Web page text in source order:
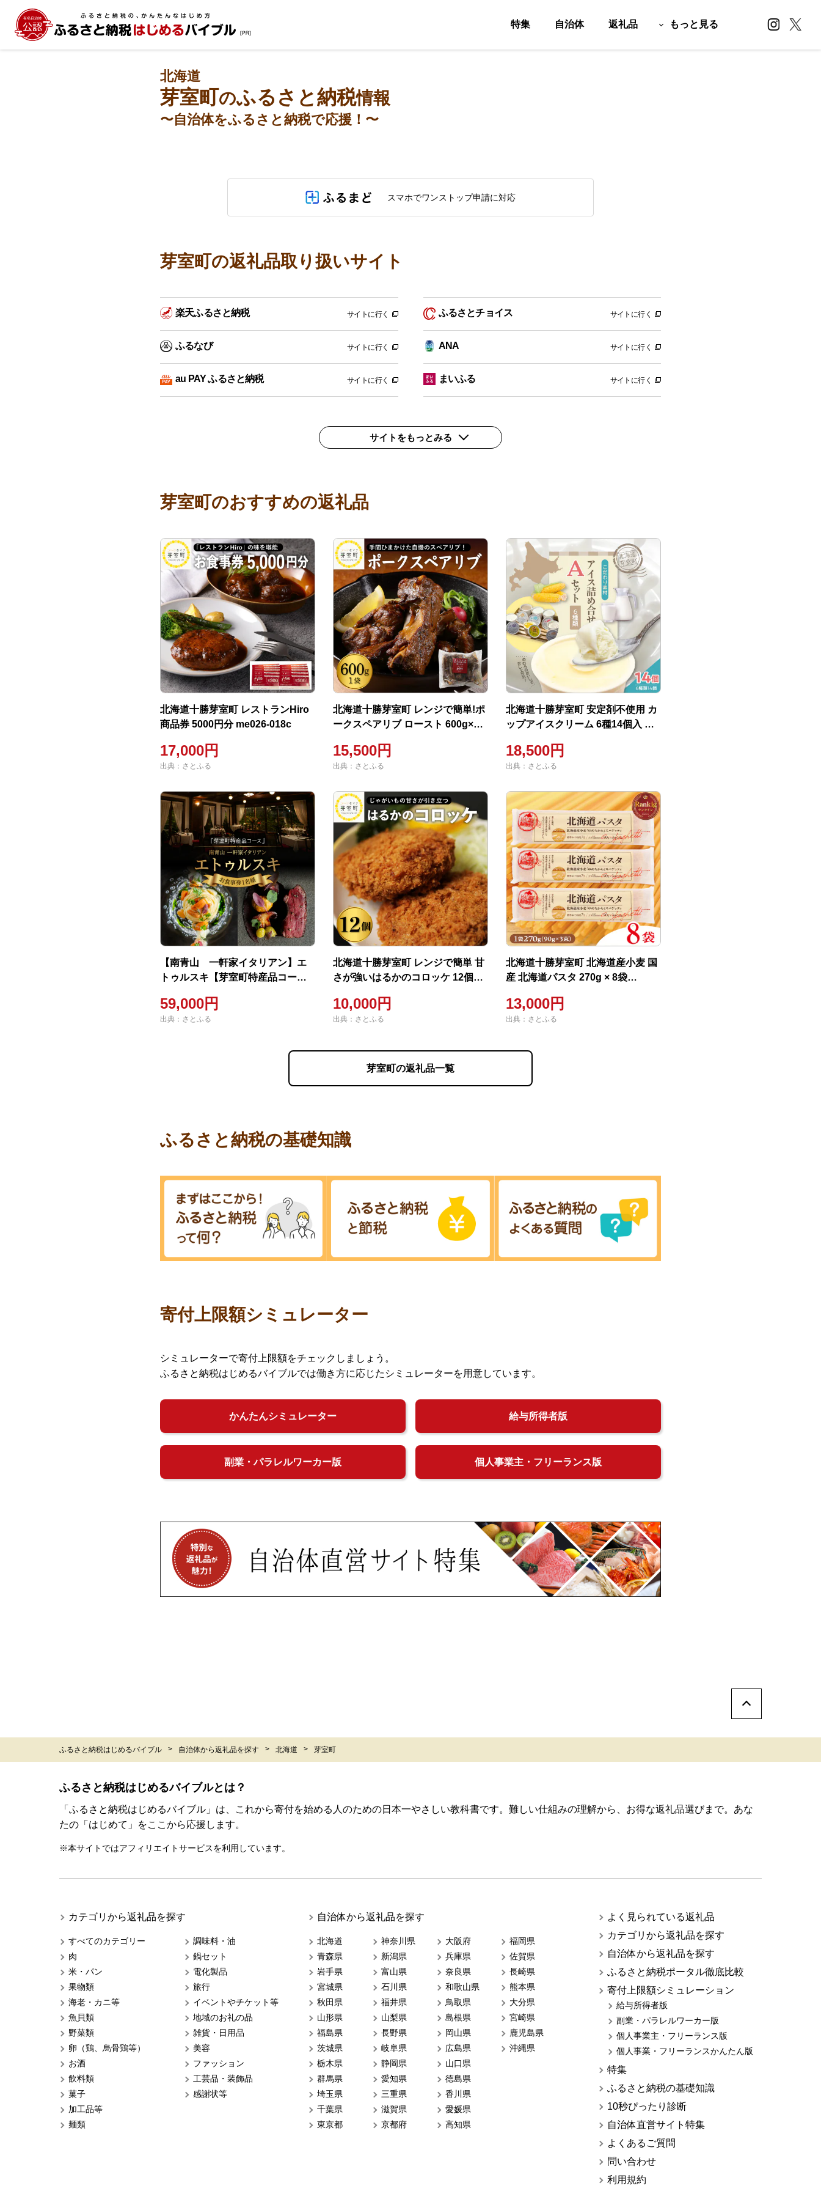
特集 自治体 返礼品 もっと見る
北海道
芽室町のふるさと納税情報
〜自治体をふるさと納税で応援！〜
スマホでワンストップ申請に対応
芽室町の返礼品取り扱いサイト
楽天ふるさと納税 サイトに行く ふるさとチョイス サイトに行く
ふるなび サイトに行く ANA サイトに行く
au PAY ふるさと納税 サイトに行く まいふる サイトに行く
サイトをもっとみる
芽室町のおすすめの返礼品
北海道十勝芽室町 レストランHiro
商品券 5000円分 me026-018c
17,000円
出典：さとふる
北海道十勝芽室町 レンジで簡単!ポ
ークスペアリブ ロースト 600g×1
15,500円
出典：さとふる
北海道十勝芽室町 安定剤不使用 カ
ップアイスクリーム 6種14個入 A
18,500円
出典：さとふる
【南青山 一軒家イタリアン】エ
トゥルスキ【芽室町特産品コー
用可
59,000円
出典：さとふる
北海道十勝芽室町 レンジで簡単 甘
さが強いはるかのコロッケ 12個セ
10,000円
出典：さとふる
北海道十勝芽室町 北海道産小麦 国
産 北海道パスタ 270g × 8袋
13,000円
出典：さとふる
芽室町の返礼品一覧
ふるさと納税の基礎知識
寄付上限額シミュレーター
シミュレーターで寄付上限額をチェックしましょう。
ふるさと納税はじめるバイブルでは働き方に応じたシミュレーターを用意しています。
かんたんシミュレーター 給与所得者版
副業・パラレルワーカー版 個人事業主・フリーランス版
ふるさと納税はじめるバイブル 自治体から返礼品を探す 北海道 芽室町
ふるさと納税はじめるバイブルとは？
「ふるさと納税はじめるバイブル」は、これから寄付を始める人のための日本一やさしい教科書です。難しい仕組みの理解から、お得な返礼品選びまで。あな
たの「はじめて」をここから応援します。
※本サイトではアフィリエイトサービスを利用しています。
カテゴリから返礼品を探す
すべてのカテゴリー
肉
米・パン
果物類
海老・カニ等
魚貝類
野菜類
卵（鶏、烏骨鶏等）
お酒
飲料類
菓子
加工品等
麺類
調味料・油
鍋セット
電化製品
旅行
イベントやチケット等
地域のお礼の品
雑貨・日用品
美容
ファッション
工芸品・装飾品
感謝状等
自治体から返礼品を探す
北海道
青森県
岩手県
宮城県
秋田県
山形県
福島県
茨城県
栃木県
群馬県
埼玉県
千葉県
東京都
神奈川県
新潟県
富山県
石川県
福井県
山梨県
長野県
岐阜県
静岡県
愛知県
三重県
滋賀県
京都府
大阪府
兵庫県
奈良県
和歌山県
鳥取県
島根県
岡山県
広島県
山口県
徳島県
香川県
愛媛県
高知県
福岡県
佐賀県
長崎県
熊本県
大分県
宮崎県
鹿児島県
沖縄県
よく見られている返礼品
カテゴリから返礼品を探す
自治体から返礼品を探す
ふるさと納税ポータル徹底比較
寄付上限額シミュレーション
給与所得者版
副業・パラレルワーカー版
個人事業主・フリーランス版
個人事業・フリーランスかんたん版
特集
ふるさと納税の基礎知識
10秒ぴったり診断
自治体直営サイト特集
よくあるご質問
問い合わせ
利用規約